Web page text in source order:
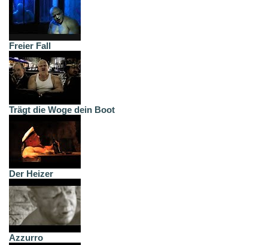
Freier Fall
Trägt die Woge dein Boot
Der Heizer
Azzurro